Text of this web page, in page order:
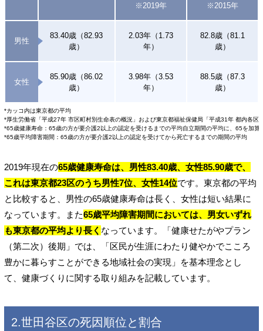
※2019年
※2015年
男性
83.40歳（82.93
歳）
2.03年（1.73
年）
82.8歳（81.1
歳）
女性
85.90歳（86.02
歳）
3.98年（3.53
年）
88.5歳（87.3
歳）
*カッコ内は東京都の平均
*厚生労働省「平成27年 市区町村別生命表の概況」および東京都福祉保健局「平成31年 都内各区
*65歳健康寿命：65歳の方が要介護2以上の認定を受けるまでの平均自立期間の平均に、65を加算
*65歳平均障害期間：65歳の方が要介護2以上の認定を受けてから死亡するまでの期間の平均
2019年現在の65歳健康寿命は、男性83.40歳、女性85.90歳で、
これは東京都23区のうち男性7位、女性14位です。東京都の平均
と比較すると、男性の65歳健康寿命は長く、女性は短い結果に
なっています。また65歳平均障害期間においては、男女いずれ
も東京都の平均より長く なっています。「健康せたがやプラン
（第二次）後期」では、「区民が生涯にわたり健やかでこころ
豊かに暮らすことができる地域社会の実現」を基本理念とし
て、健康づくりに関する取り組みを記載しています。
2.世田谷区の死因順位と割合